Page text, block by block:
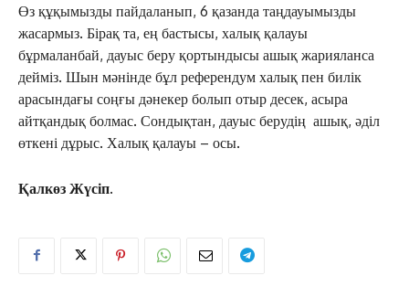
ЖАҢАЛЫҚТАР
ОҚИҒА
КӨЗҚАРАС
ЗЕРТТЕУ
СҰХБАТ
АРНАЙЫ ЖОБА
ТЫЛСЫМ
Өз құқымызды пайдаланып, 6 қазанда таңдауымызды
жасармыз. Бірақ та, ең бастысы, халық қалауы
бұрмаланбай, дауыс беру қортындысы ашық жарияланса
дейміз. Шын мәнінде бұл референдум халық пен билік
арасындағы соңғы дәнекер болып отыр десек, асыра
айтқандық болмас. Сондықтан, дауыс берудің ашық, әділ
өткені дұрыс. Халық қалауы – осы.
Қалкөз Жүсіп.